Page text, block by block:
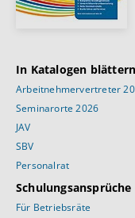
In Katalogen
Arbeitnehmervertreter
Seminarorte 2026
JAV
SBV
Personalrat
Schulungsansprüche
Für Betriebsräte